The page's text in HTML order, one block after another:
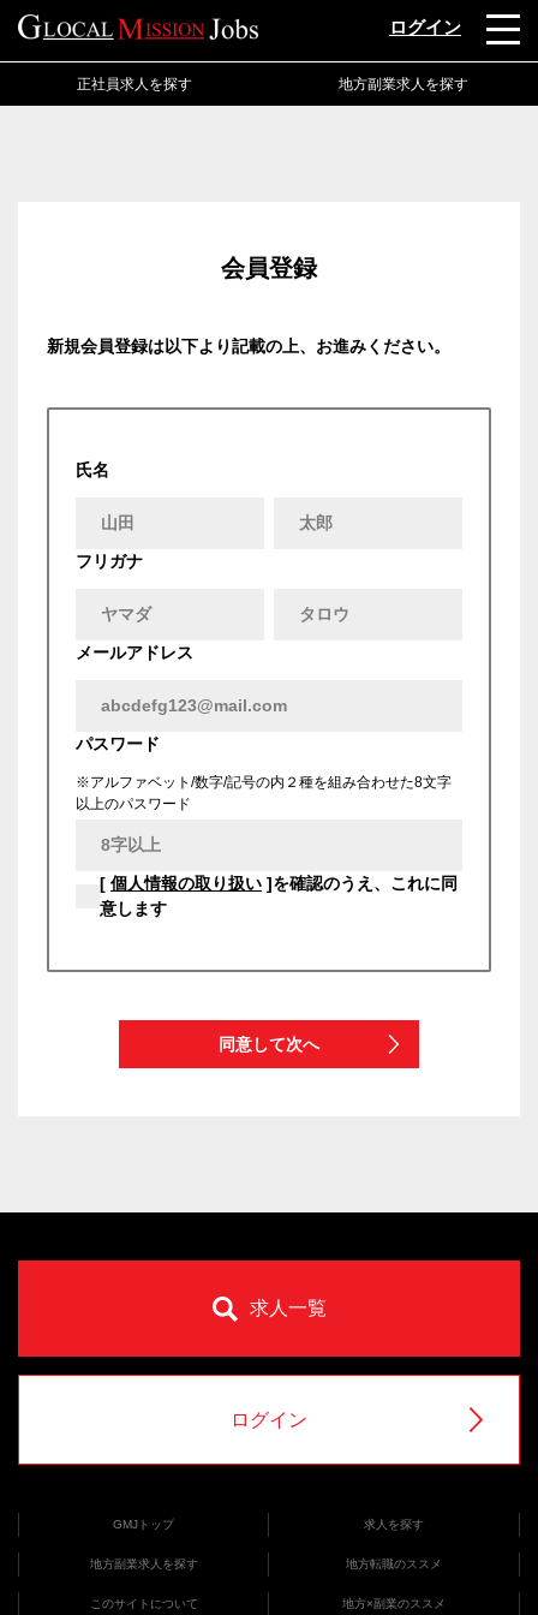
ログイン
正社員求人を探す 地方副業求人を探す
会員登録
新規会員登録は以下より記載の上、お進みください。
氏名
フリガナ
メールアドレス
パスワード
※アルファベット/数字/記号の内２種を組み合わせた8文字
以上のパスワード
[ 個人情報の取り扱い ]を確認のうえ、これに同
意します
同意して次へ
求人一覧
ログイン
GMJトップ 求人を探す
地方副業求人を探す 地方転職のススメ
このサイトについて 地方×副業のススメ